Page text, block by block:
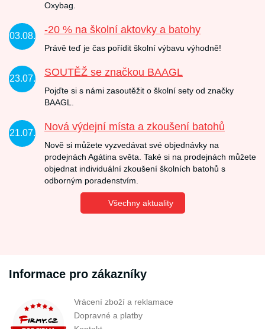
Oxybag.
03.08.
-20 % na školní aktovky a batohy
Právě teď je čas pořídit školní výbavu výhodně!
23.07.
SOUTĚŽ se značkou BAAGL
Pojďte si s námi zasoutěžit o školní sety od značky
BAAGL.
21.07.
Nová výdejní místa a zkoušení batohů
Nově si můžete vyzvedávat své objednávky na
prodejnách Agátina světa. Také si na prodejnách můžete
objednat individuální zkoušení školních batohů s
odborným poradenstvím.
Všechny aktuality
Informace pro zákazníky
Vrácení zboží a reklamace
Dopravné a platby